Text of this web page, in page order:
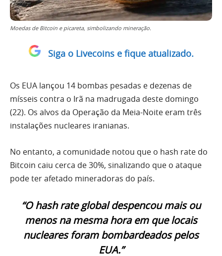
Moedas de Bitcoin e picareta, simbolizando mineração.
Siga o Livecoins e fique atualizado.
Os EUA lançou 14 bombas pesadas e dezenas de
mísseis contra o Irã na madrugada deste domingo
(22). Os alvos da Operação da Meia-Noite eram três
instalações nucleares iranianas.
No entanto, a comunidade notou que o hash rate do
Bitcoin caiu cerca de 30%, sinalizando que o ataque
pode ter afetado mineradoras do país.
“O hash rate global despencou mais ou
menos na mesma hora em que locais
nucleares foram bombardeados pelos
EUA.”